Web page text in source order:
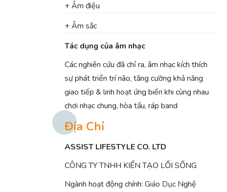
+ Âm điệu
+ Âm sắc
Tác dụng của âm nhạc
Các nghiên cứu đã chỉ ra, âm nhạc kích thích
sự phát triển trí não, tăng cường khả năng
giao tiếp & linh hoạt ứng biến khi cùng nhau
chơi nhạc chung, hòa tấu, ráp band
Địa Chỉ
ASSIST LIFESTYLE CO. LTD
CÔNG TY TNHH KIẾN TẠO LỐI SỐNG
Ngành hoạt động chính: Giáo Dục Nghệ